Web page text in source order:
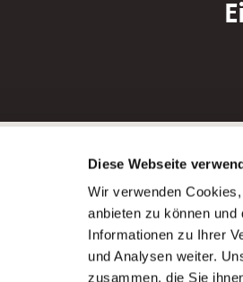
Diese Webseite
Wir verwenden
anbieten zu können
Informationen zu Ihrer
und Analysen weiter.
zusammen, die Sie
GmbH
des AWO
Unterfranken e.V.)